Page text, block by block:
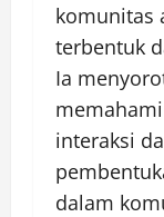
komunitas
terbentuk
Ia
interaksi
dalam